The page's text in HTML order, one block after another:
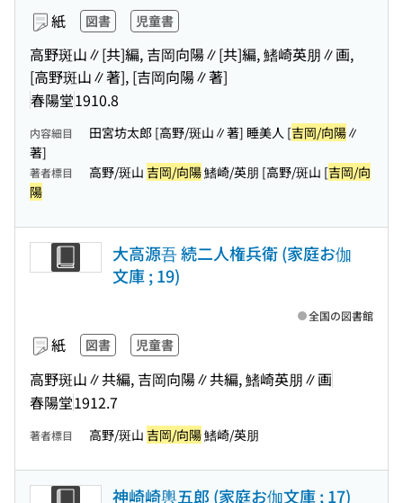
紙 図書 児童書
高野斑山∥[共]編, 吉岡向陽∥[共]編, 鰭崎英朋∥画,
[高野斑山∥著], [吉岡向陽∥著]
春陽堂1910.8
内容細目 田宮坊太郎 [高野/斑山∥著] 睡美人 [吉岡/向陽∥
著]
著者標目 高野/斑山 吉岡/向陽鰭崎/英朋 [高野/斑山 [吉岡/向
陽
大高源吾 続二人権兵衛 (家庭お伽
文庫 ; 19)
紙 図書 児童書
高野斑山∥共編, 吉岡向陽∥共編, 鰭崎英朋∥画
春陽堂1912.7
全国の図書館
著者標目 高野/斑山 吉岡/向陽鰭崎/英朋
神崎崎輿五郎 (家庭お伽文庫 ; 17)